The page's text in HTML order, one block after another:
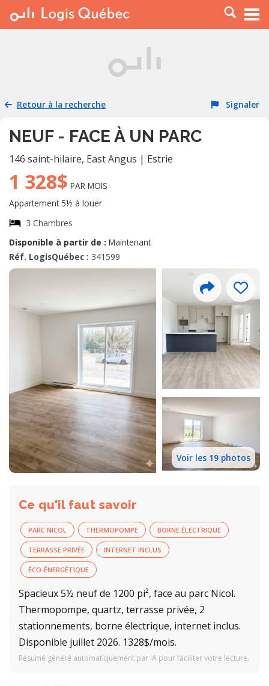
À LOUER
PLACER UNE ANNONCE
RESSOURCES
Retour à la recherche Signaler
NEUF - FACE À UN PARC
146 saint-hilaire, East Angus | Estrie
1 328$ PAR MOIS
Appartement 5½ à louer
3 Chambres
Disponible à partir de : Maintenant
Réf. LogisQuébec : 341599
Voir les 19 photos
Ce qu'il faut savoir
PARC NICOL THERMOPOMPE BORNE ÉLECTRIQUE
TERRASSE PRIVÉE INTERNET INCLUS
ÉCO-ÉNERGÉTIQUE
Spacieux 5½ neuf de 1200 pi², face au parc Nicol.
Thermopompe, quartz, terrasse privée, 2
stationnements, borne électrique, internet inclus.
Disponible juillet 2026. 1328$/mois.
Résumé généré automatiquement par IA pour faciliter votre lecture.